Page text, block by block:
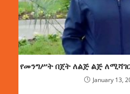
የመንግሥት በጀት ለልጅ ልጅ ለሚሻገር
January 13,